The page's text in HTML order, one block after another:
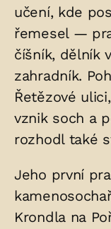
učení, kde
řemesel —
číšník, dělník
zahradník.
Řetězové
vznik soch a
rozhodl také
Jeho první
Krondla na